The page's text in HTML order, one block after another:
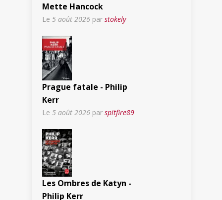
Mette Hancock
Le 5 août 2026 par stokely
Prague fatale - Philip
Kerr
Le 5 août 2026 par spitfire89
Les Ombres de Katyn -
Philip Kerr